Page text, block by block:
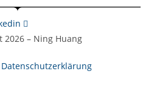
– Ning Huang
Datenschutzerklärung